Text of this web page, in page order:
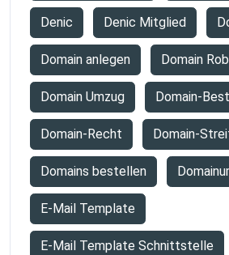
Denic Denic Mitglied
Domain anlegen Domain
Domain Umzug Domain-
Domain-Recht Domain-
Domains bestellen
E-Mail Template
E-Mail Template Schnittstelle